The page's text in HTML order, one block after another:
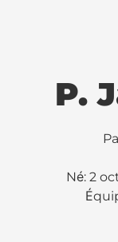
P.
Né: 2